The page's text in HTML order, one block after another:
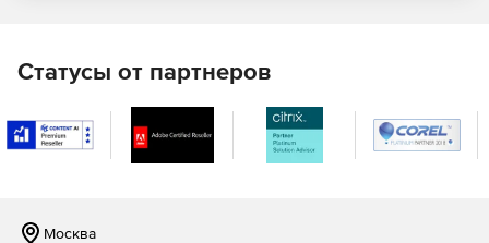
Криптопровайдер Рутокен (RSA).
OpenSSL.
Статусы от партнеров
Москва